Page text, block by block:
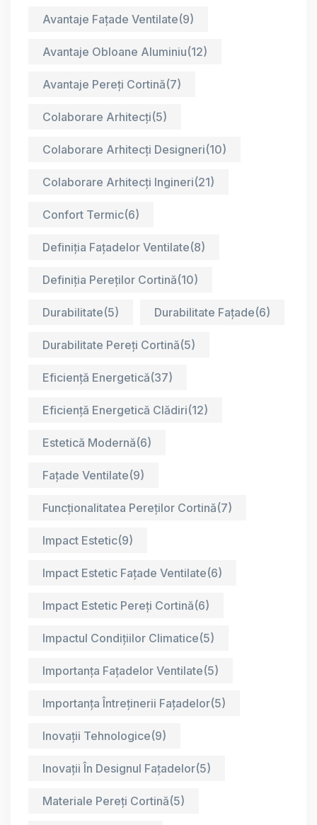
Avantaje Fațade Ventilate(9)
Avantaje Obloane Aluminiu(12)
Avantaje Pereți Cortină(7)
Colaborare Arhitecți(5)
Colaborare Arhitecți Designeri(10)
Colaborare Arhitecți Ingineri(21)
Confort Termic(6)
Definiția Fațadelor Ventilate(8)
Definiția Pereților Cortină(10)
Durabilitate(5) Durabilitate Fațade(6)
Durabilitate Pereți Cortină(5)
Eficiență Energetică(37)
Eficiență Energetică Clădiri(12)
Estetică Modernă(6)
Fațade Ventilate(9)
Funcționalitatea Pereților Cortină(7)
Impact Estetic(9)
Impact Estetic Fațade Ventilate(6)
Impact Estetic Pereți Cortină(6)
Impactul Condițiilor Climatice(5)
Importanța Fațadelor Ventilate(5)
Importanța Întreținerii Fațadelor(5)
Inovații Tehnologice(9)
Inovații În Designul Fațadelor(5)
Materiale Pereți Cortină(5)